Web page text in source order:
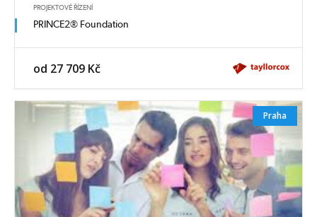
PROJEKTOVÉ ŘÍZENÍ
PRINCE2® Foundation
od 27 709 Kč
Praha